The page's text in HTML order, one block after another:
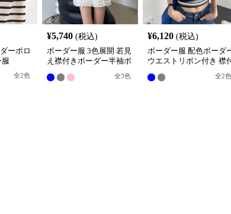
ーポロ
全2色
¥5,740 (税込)
ボーダー服 3色展開 若見
え襟付きボーダー半袖ポ
全3色
¥6,120 (税込)
ボーダー服 配色ボーダ
ウエストリボン付き 襟
全2色